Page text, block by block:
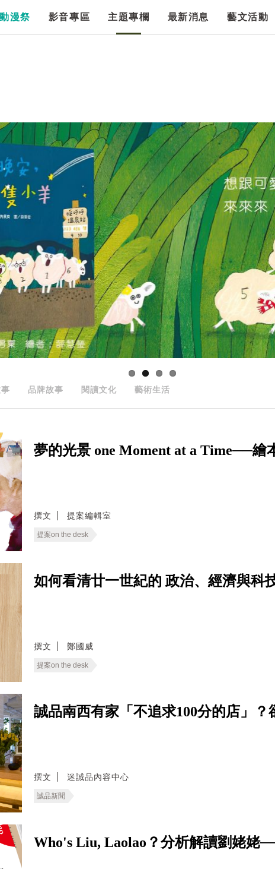
漫祭 影音專區 主題專欄 最新消息 藝文活動
品牌故事 閱讀文化 藝術生活
夢的光景 one Moment at a Time──繪
撰文 提案編輯室
提案on the desk
如何看清廿一世紀的 政治、經濟與科
撰文 鄭國威
提案on the desk
誠品南西有家「不追求100分的店」？
撰文 迷誠品內容中心
誠品新聞
Who's Liu, Laolao？分析解讀劉姥姥